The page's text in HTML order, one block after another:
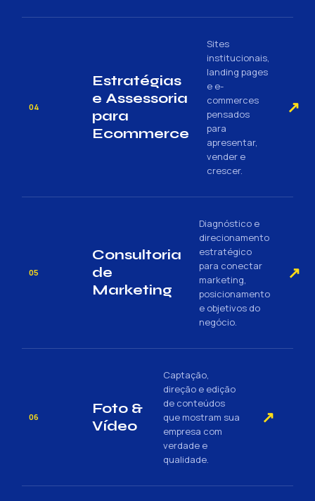
04
Estratégias
e Assessoria
para
Ecommerce
Sites
institucionais,
landing pages
e e-
commerces
pensados
para
apresentar,
vender e
crescer.
↗
05
Consultoria
de
Marketing
Diagnóstico e
direcionamento
estratégico
para conectar
marketing,
posicionamento
e objetivos do
negócio.
↗
06
Foto &
Vídeo
Captação,
direção e edição
de conteúdos
que mostram sua
empresa com
verdade e
qualidade.
↗